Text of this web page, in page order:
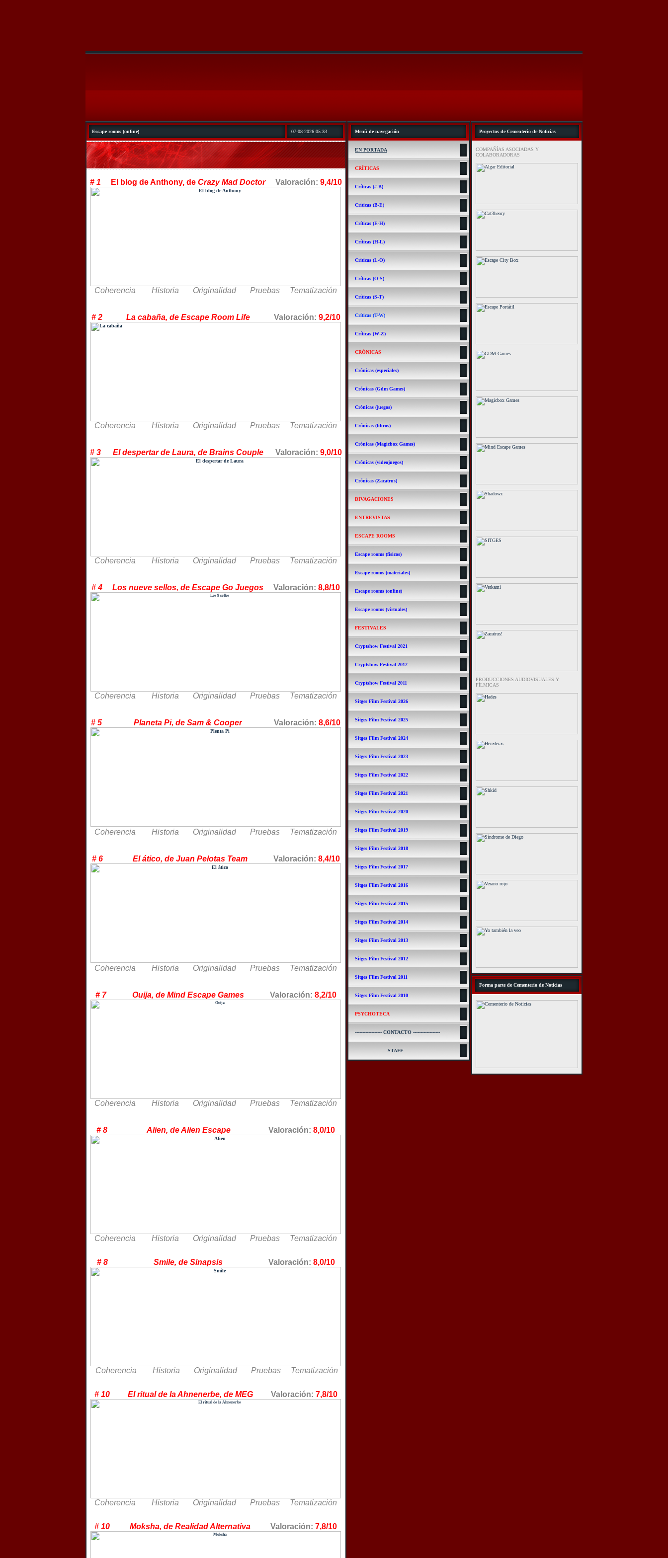
Escape rooms (online) 07-08-2026 05:33
# 1 El blog de Anthony, de Crazy Mad Doctor Valoración: 9,4/10
Coherencia Historia Originalidad Pruebas Tematización
# 2 La cabaña, de Escape Room Life Valoración: 9,2/10
Coherencia Historia Originalidad Pruebas Tematización
# 3 El despertar de Laura, de Brains Couple Valoración: 9,0/10
Coherencia Historia Originalidad Pruebas Tematización
# 4 Los nueve sellos, de Escape Go Juegos Valoración: 8,8/10
Coherencia Historia Originalidad Pruebas Tematización
# 5 Planeta Pi, de Sam & Cooper Valoración: 8,6/10
Coherencia Historia Originalidad Pruebas Tematización
# 6 El ático, de Juan Pelotas Team Valoración: 8,4/10
Coherencia Historia Originalidad Pruebas Tematización
# 7 Ouija, de Mind Escape Games Valoración: 8,2/10
Coherencia Historia Originalidad Pruebas Tematización
# 8 Alien, de Alien Escape Valoración: 8,0/10
Coherencia Historia Originalidad Pruebas Tematización
# 8 Smile, de Sinapsis Valoración: 8,0/10
Coherencia Historia Originalidad Pruebas Tematización
# 10 El ritual de la Ahnenerbe, de MEG Valoración: 7,8/10
Coherencia Historia Originalidad Pruebas Tematización
# 10 Moksha, de Realidad Alternativa Valoración: 7,8/10
Menú de navegación
EN PORTADA
CRÍTICAS
Críticas (#-B)
Críticas (B-E)
Críticas (E-H)
Críticas (H-L)
Críticas (L-O)
Críticas (O-S)
Críticas (S-T)
Críticas (T-W)
Críticas (W-Z)
CRÓNICAS
Crónicas (especiales)
Crónicas (Gdm Games)
Crónicas (juegos)
Crónicas (libros)
Crónicas (Magicbox Games)
Crónicas (videojuegos)
Crónicas (Zacatrus)
DIVAGACIONES
ENTREVISTAS
ESCAPE ROOMS
Escape rooms (físicos)
Escape rooms (materiales)
Escape rooms (online)
Escape rooms (virtuales)
FESTIVALES
Cryptshow Festival 2021
Cryptshow Festival 2012
Cryptshow Festival 2011
Sitges Film Festival 2026
Sitges Film Festival 2025
Sitges Film Festival 2024
Sitges Film Festival 2023
Sitges Film Festival 2022
Sitges Film Festival 2021
Sitges Film Festival 2020
Sitges Film Festival 2019
Sitges Film Festival 2018
Sitges Film Festival 2017
Sitges Film Festival 2016
Sitges Film Festival 2015
Sitges Film Festival 2014
Sitges Film Festival 2013
Sitges Film Festival 2012
Sitges Film Festival 2011
Sitges Film Festival 2010
PSYCHOTECA
------------------ CONTACTO ------------------
--------------------- STAFF ---------------------
Proyectos de Cementerio de Noticias
COMPAÑÍAS ASOCIADAS Y
COLABORADORAS
PRODUCCIONES AUDIOVISUALES Y
FÍLMICAS
Forma parte de Cementerio de Noticias